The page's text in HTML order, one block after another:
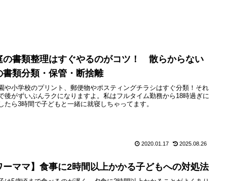
の書類整理はすぐやるのがコツ！ 散らからない
書類分類・保管・断捨離
や小学校のプリント、郵便物やポスティングチラシはすぐ分類！それ
後がずいぶんラクになりますよ。私はフルタイム勤務から18時過ぎに
たら3時間で子どもと一緒に就寝しちゃってます。
2020.01.17 2025.08.26
ーママ】食事に2時間以上かかる子どもへの対処法